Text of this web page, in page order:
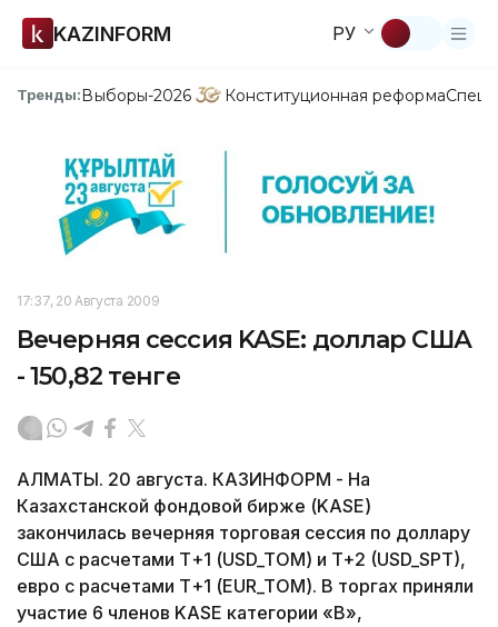
KAZINFORM РУ
Тренды:Выборы-2026 Конституционная реформа
17:37, 20 Августа 2009
Вечерняя сессия KASE: доллар США
- 150,82 тенге
АЛМАТЫ. 20 августа. КАЗИНФОРМ - На
Казахстанской фондовой бирже (KASE)
закончилась вечерняя торговая сессия по доллару
США с расчетами Т+1 (USD_TOM) и T+2 (USD_SPT),
евро с расчетами Т+1 (EUR_TOM). В торгах приняли
участие 6 членов KASE категории «B»,